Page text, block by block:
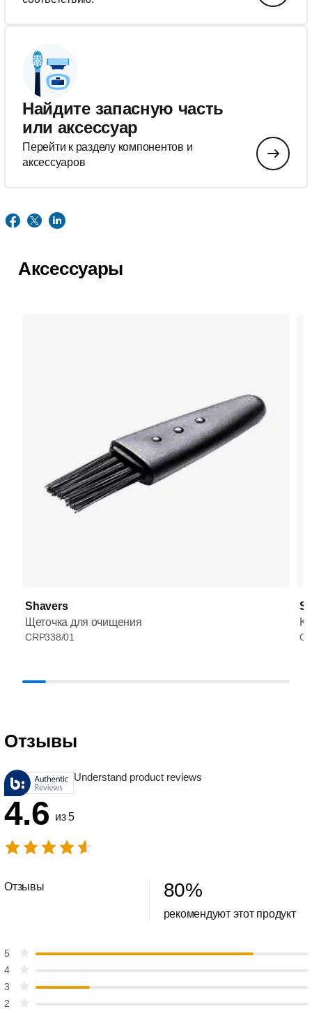
Найдите запасную часть
или аксессуар
Перейти к разделу компонентов и
аксессуаров
Аксессуары
Shavers
Щеточка для очищения
CRP338/01
Отзывы
Understand product reviews
4.6 из 5
Отзывы 80%
рекомендуют этот продукт
5
4
3
2